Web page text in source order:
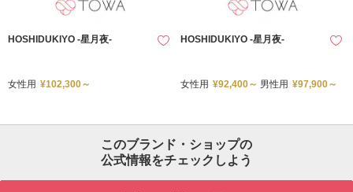
HOSHIDUKIYO -星月夜-
女性用 ¥102,300～
HOSHIDUKIYO -星月夜-
女性用 ¥92,400～ 男性用 ¥97,900～
このブランド・ショップの
公式情報をチェックしよう